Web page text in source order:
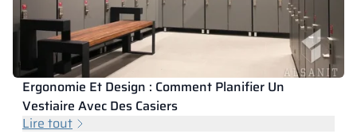
Ergonomie Et Design : Comment Planifier Un
Vestiaire Avec Des Casiers
Lire tout